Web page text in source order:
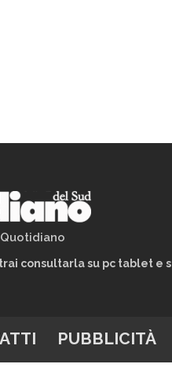
consultarla su pc tablet e
PUBBLICITÀ